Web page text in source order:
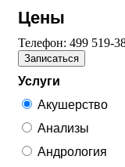
Цены
Телефон: 499 519-
Записаться
Услуги
Акушерство
Анализы
Андрология